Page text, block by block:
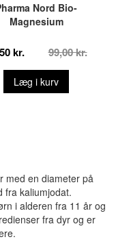
Nord Bio-
Magnesium
kr. 99,00 kr.
Læg i kurv
med en diameter på
fra kaliumjodat.
i alderen fra 11 år og
fra dyr og er